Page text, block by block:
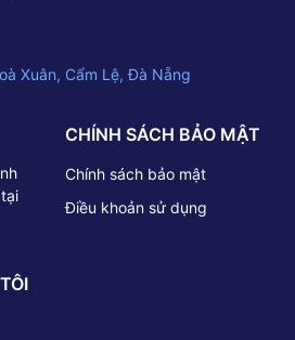
Xuân, Cẩm Lệ, Đà Nẵng
CHÍNH SÁCH BẢO MẬT
Chính sách bảo mật
Điều khoản sử dụng